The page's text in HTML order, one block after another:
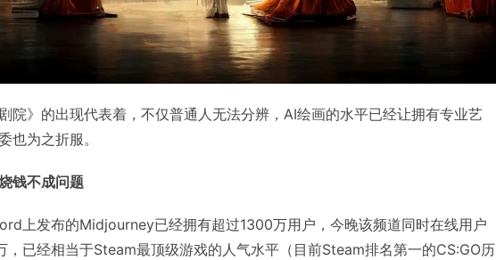
院》的出现代表着，不仅普通人无法分辨，AI绘画的水平已经让拥有专业艺
也为之折服。
钱不成问题
上发布的Midjourney已经拥有超过1300万用户，今晚该频道同时在线用户
，已经相当于Steam最顶级游戏的人气水平（目前Steam排名第一的CS:GO历